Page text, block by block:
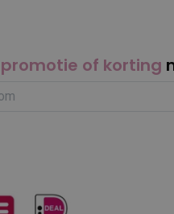
promotie of korting